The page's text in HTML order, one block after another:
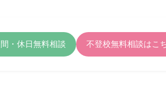
・休日無料相談 不登校無料相談はこ